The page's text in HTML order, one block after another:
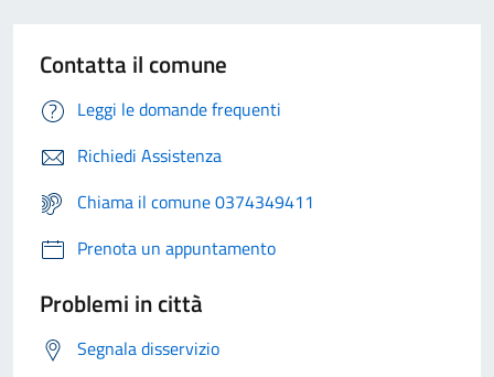
Contatta il comune
Leggi le domande frequenti
Richiedi Assistenza
Chiama il comune 0374349411
Prenota un appuntamento
Problemi in città
Segnala disservizio